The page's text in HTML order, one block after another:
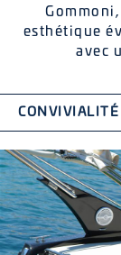
esthétique
avec